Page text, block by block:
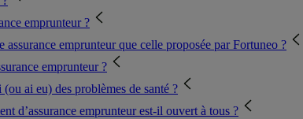
emprunteur ?
assurance emprunteur que celle proposée par Fortuneo ?
emprunteur ?
ai eu) des problèmes de santé ?
d’assurance emprunteur est-il ouvert à tous ?